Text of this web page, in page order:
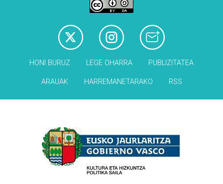
HONI BURUZ LEGE OHARRA PUBLIZITATEA
ARAUAK HARREMANETARAKO RSS